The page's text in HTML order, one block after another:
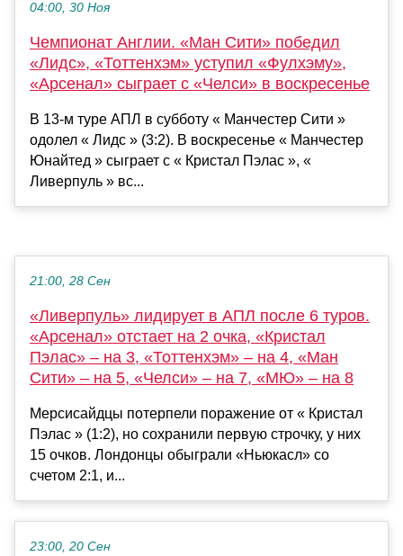
04:00, 30 Ноя
Чемпионат Англии. «Ман Сити» победил
«Лидс», «Тоттенхэм» уступил «Фулхэму»,
«Арсенал» сыграет с «Челси» в воскресенье
В 13-м туре АПЛ в субботу « Манчестер Сити »
одолел « Лидс » (3:2). В воскресенье « Манчестер
Юнайтед » сыграет с « Кристал Пэлас », «
Ливерпуль » вс...
21:00, 28 Сен
«Ливерпуль» лидирует в АПЛ после 6 туров.
«Арсенал» отстает на 2 очка, «Кристал
Пэлас» – на 3, «Тоттенхэм» – на 4, «Ман
Сити» – на 5, «Челси» – на 7, «МЮ» – на 8
Мерсисайдцы потерпели поражение от « Кристал
Пэлас » (1:2), но сохранили первую строчку, у них
15 очков. Лондонцы обыграли «Ньюкасл» со
счетом 2:1, и...
23:00, 20 Сен